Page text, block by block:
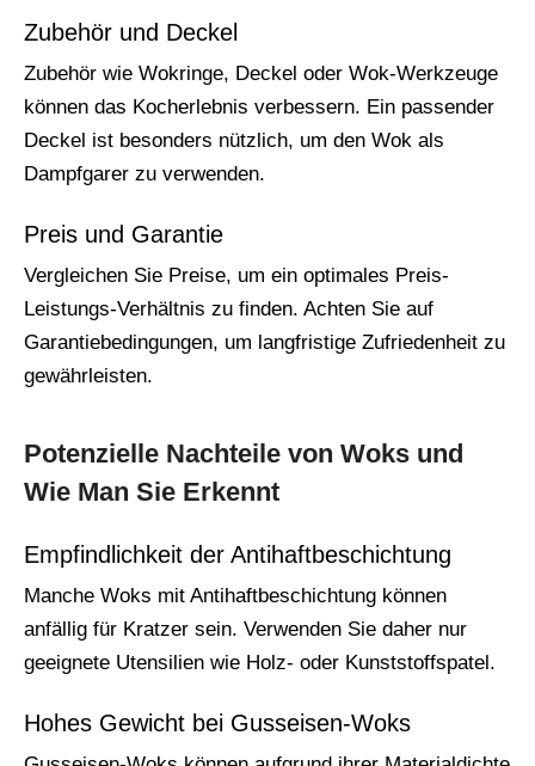
Zubehör und Deckel
Zubehör wie Wokringe, Deckel oder Wok-Werkzeuge
können das Kocherlebnis verbessern. Ein passender
Deckel ist besonders nützlich, um den Wok als
Dampfgarer zu verwenden.
Preis und Garantie
Vergleichen Sie Preise, um ein optimales Preis-
Leistungs-Verhältnis zu finden. Achten Sie auf
Garantiebedingungen, um langfristige Zufriedenheit zu
gewährleisten.
Potenzielle Nachteile von Woks und
Wie Man Sie Erkennt
Empfindlichkeit der Antihaftbeschichtung
Manche Woks mit Antihaftbeschichtung können
anfällig für Kratzer sein. Verwenden Sie daher nur
geeignete Utensilien wie Holz- oder Kunststoffspatel.
Hohes Gewicht bei Gusseisen-Woks